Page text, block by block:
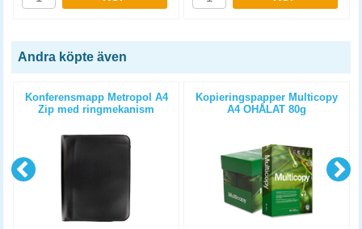
Andra köpte även
Konferensmapp Metropol A4
Zip med ringmekanism
Kopieringspapper Multicopy
A4 OHÅLAT 80g